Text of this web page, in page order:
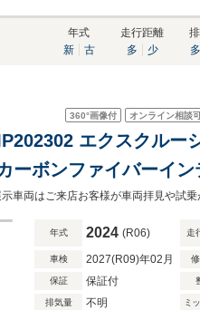
年式
新
古
走行距離
多
少
多
360°画像付 オンライン相談
エクスクルーシ
ーボンファイバーイ
年式 2024 (R06) 走
車検 2027(R09)年02月
保証 保証付
排気量 不明 ミ